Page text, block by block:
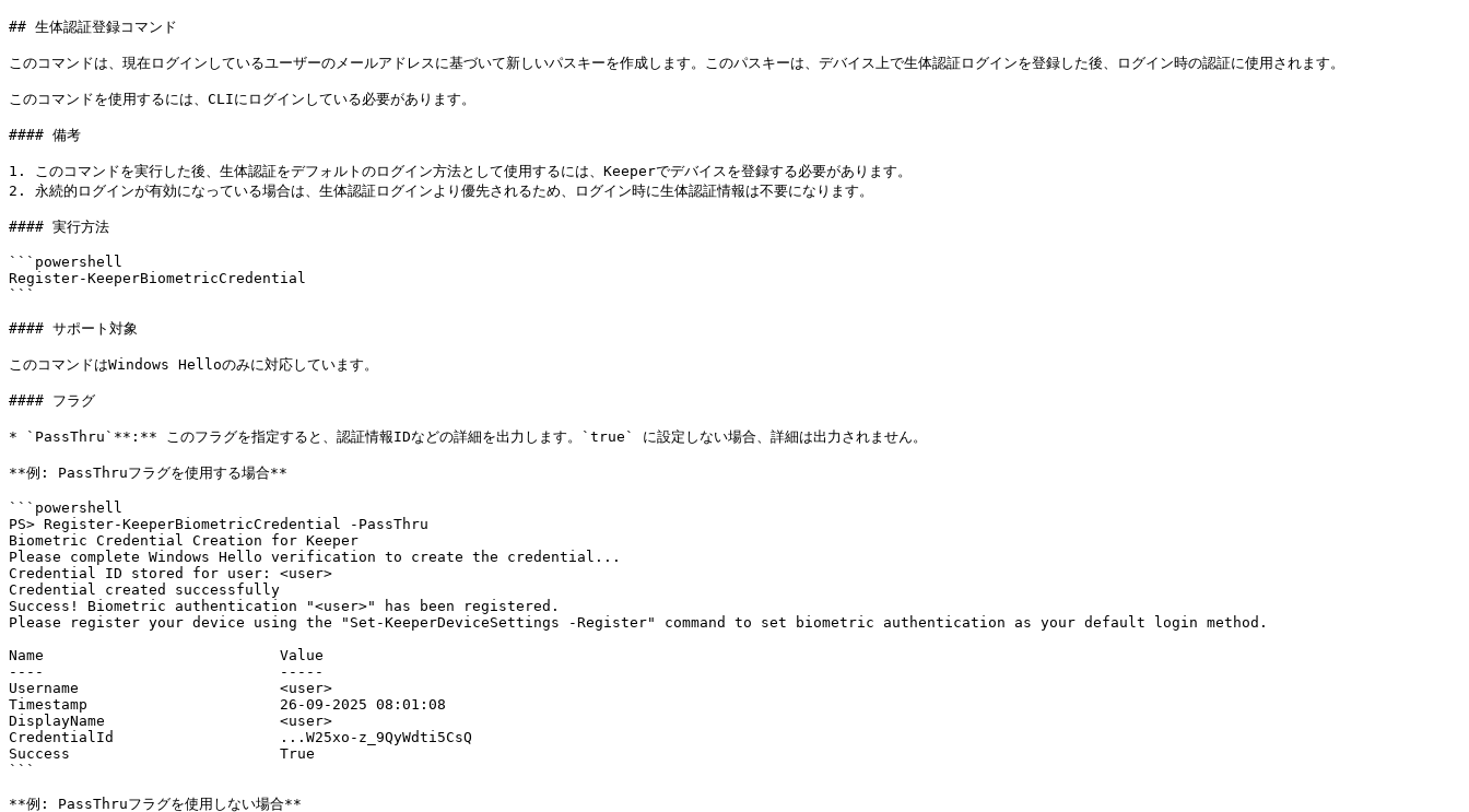
## 生体認証登録コマンド
このコマンドは、現在ログインしているユーザーのメールアドレスに基づいて新しいパスキーを作成します。このパスキーは、デバイス上で生体認証ログインを登録した後、ログイン時の認証に使用されます。
このコマンドを使用するには、CLIにログインしている必要があります。
#### 備考
1. このコマンドを実行した後、生体認証をデフォルトのログイン方法として使用するには、Keeperでデバイスを登録する必要があります。
2. 永続的ログインが有効になっている場合は、生体認証ログインより優先されるため、ログイン時に生体認証情報は不要になります。
#### 実行方法
```powershell
Register-KeeperBiometricCredential
```
#### サポート対象
このコマンドはWindows Helloのみに対応しています。
#### フラグ
* `PassThru`**:** このフラグを指定すると、認証情報IDなどの詳細を出力します。`true` に設定しない場合、詳細は出力されません。
**例: PassThruフラグを使用する場合**
```powershell
PS> Register-KeeperBiometricCredential -PassThru
Biometric Credential Creation for Keeper
Please complete Windows Hello verification to create the credential...
Credential ID stored for user: <user>
Credential created successfully
Success! Biometric authentication "<user>" has been registered.
Please register your device using the "Set-KeeperDeviceSettings -Register" command to set biometric authentication as your default login method.
Name                           Value
----                           -----
Username                       <user>
Timestamp                      26-09-2025 08:01:08
DisplayName                    <user>
CredentialId                   ...W25xo-z_9QyWdti5CsQ
Success                        True
```
**例: PassThruフラグを使用しない場合**